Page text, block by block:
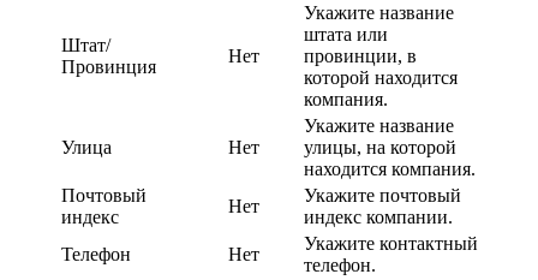
Штат/
Провинция
Нет
Укажите название
штата или
провинции, в
которой находится
компания.
Улица Нет
Укажите название
улицы, на которой
находится компания.
Почтовый
индекс
Нет
Укажите почтовый
индекс компании.
Телефон
Нет
Укажите контактный
телефон.